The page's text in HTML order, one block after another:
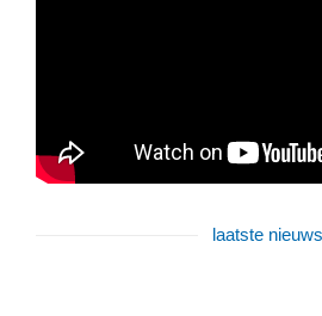
laatste nieuws